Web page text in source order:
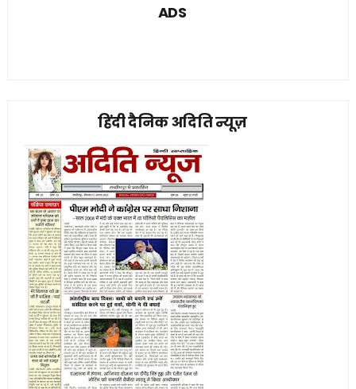
ADS
हिंदी दैनिक अदिति न्यूज़